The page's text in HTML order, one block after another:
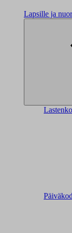
Lapsille ja